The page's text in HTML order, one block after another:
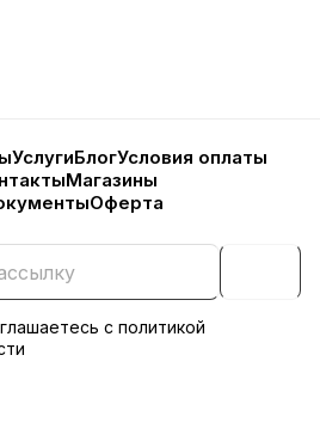
УслугиБлогУсловия оплаты
Магазины
Оферта
с политикой